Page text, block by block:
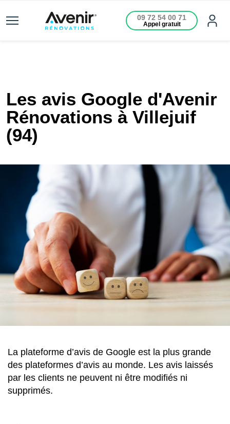
09 72 54 00 71
Appel gratuit
Les avis Google d'Avenir
Rénovations à Villejuif
(94)
La plateforme d’avis de Google est la plus grande
des plateformes d’avis au monde. Les avis laissés
par les clients ne peuvent ni être modifiés ni
supprimés.